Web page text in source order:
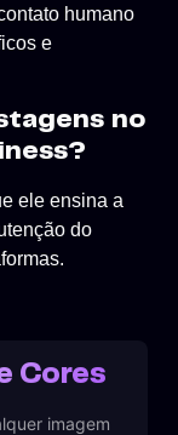
humano
e
no
ele ensina a
do
Cores
imagem